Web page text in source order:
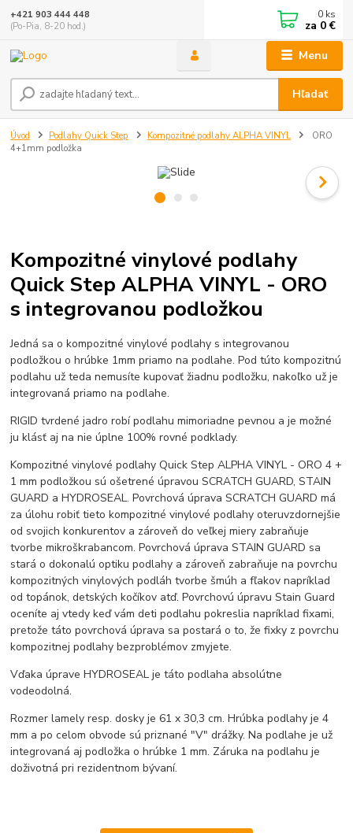
Menu
Hľadať
+421 903 444 448
(Po-Pia, 8-20 hod.)
0 ks
za 0 €
Úvod Podlahy Quick Step Kompozitné podlahy ALPHA VINYL
ORO
4+1mm podložka
Kompozitné vinylové podlahy
Quick Step ALPHA VINYL - ORO
s integrovanou podložkou
Jedná sa o kompozitné vinylové podlahy s integrovanou
podložkou o hrúbke 1mm priamo na podlahe. Pod túto kompozitnú
podlahu už teda nemusíte kupovať žiadnu podložku, nakoľko už je
integrovaná priamo na podlahe.
RIGID tvrdené jadro robí podlahu mimoriadne pevnou a je možné
ju klásť aj na nie úplne 100% rovné podklady.
Kompozitné vinylové podlahy Quick Step ALPHA VINYL - ORO 4 +
1 mm podložkou sú ošetrené úpravou SCRATCH GUARD, STAIN
GUARD a HYDROSEAL. Povrchová úprava SCRATCH GUARD má
za úlohu robiť tieto kompozitné vinylové podlahy oteruvzdornejšie
od svojich konkurentov a zároveň do veľkej miery zabraňuje
tvorbe mikroškrabancom. Povrchová úprava STAIN GUARD sa
stará o dokonalú optiku podlahy a zároveň zabraňuje na povrchu
kompozitných vinylových podláh tvorbe šmúh a fľakov napríklad
od topánok, detských kočíkov atď. Povrchovú úpravu Stain Guard
oceníte aj vtedy keď vám deti podlahu pokreslia napríklad fixami,
pretože táto povrchová úprava sa postará o to, že fixky z povrchu
kompozitnej podlahy bezproblémov zmyjete.
Vďaka úprave HYDROSEAL je táto podlaha absolútne
vodeodolná.
Rozmer lamely resp. dosky je 61 x 30,3 cm. Hrúbka podlahy je 4
mm a po celom obvode sú priznané "V" drážky. Na podlahe je už
integrovaná aj podložka o hrúbke 1 mm. Záruka na podlahu je
doživotná pri rezidentnom bývaní.